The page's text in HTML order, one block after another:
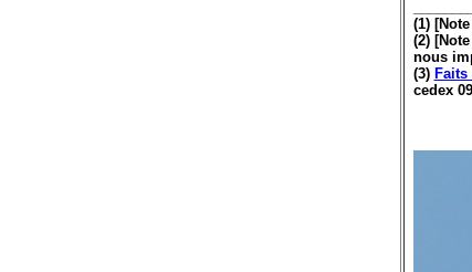
(1)
(2)
nous
(3)
cedex